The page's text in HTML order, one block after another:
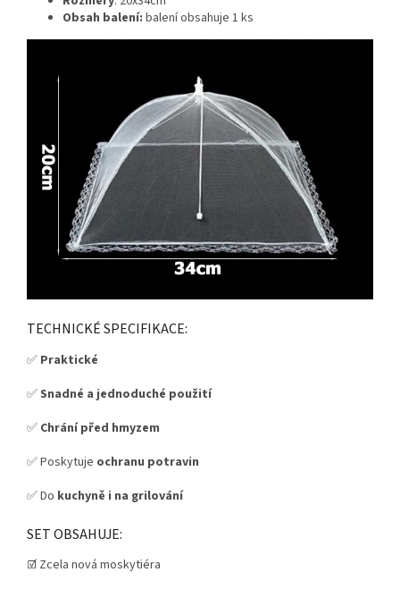
Obsah balení: balení obsahuje 1 ks
TECHNICKÉ SPECIFIKACE:
✅ Praktické
✅Snadné a jednoduché použití
✅ Chrání před hmyzem
✅ Poskytuje ochranu potravin
✅ Do kuchyně i na grilování
SET OBSAHUJE:
☑️ Zcela nová moskytiéra